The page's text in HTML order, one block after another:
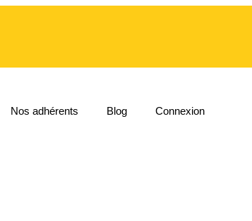
Nos adhérents Blog Connexion